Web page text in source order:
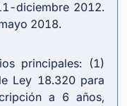
diciembre 2012.
2018.
principales: (1)
Ley 18.320 para
a 6 años,